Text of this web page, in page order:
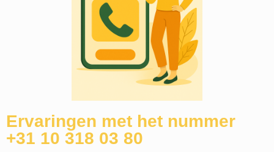
Ervaringen met het nummer
+31 10 318 03 80